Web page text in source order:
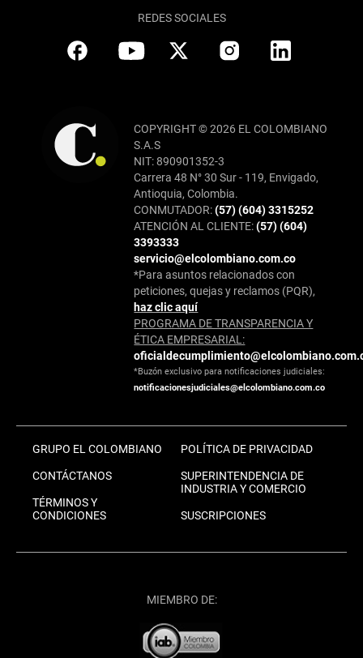
REDES SOCIALES
COPYRIGHT © 2026 EL COLOMBIANO
S.A.S
NIT: 890901352-3
Carrera 48 N° 30 Sur - 119, Envigado,
Antioquia, Colombia.
CONMUTADOR:(57) (604) 3315252
ATENCIÓN AL CLIENTE:(57) (604)
3393333
servicio@elcolombiano.com.co
*Para asuntos relacionados con
peticiones, quejas y reclamos (PQR),
haz clic aquí
PROGRAMA DE TRANSPARENCIA Y
ÉTICA EMPRESARIAL:
*Buzón exclusivo para notificaciones judiciales:
notificacionesjudiciales@elcolombiano.com.co
GRUPO EL COLOMBIANO
CONTÁCTANOS
TÉRMINOS Y
CONDICIONES
POLÍTICA DE PRIVACIDAD
SUPERINTENDENCIA DE
INDUSTRIA Y COMERCIO
SUSCRIPCIONES
MIEMBRO DE: